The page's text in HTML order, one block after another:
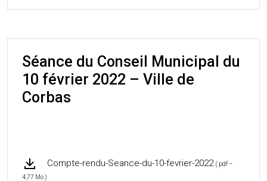
Séance du Conseil Municipal du
10 février 2022 – Ville de
Corbas
Compte-rendu-Seance-du-10-fevrier-2022 ( pdf –
4,77 Mo )